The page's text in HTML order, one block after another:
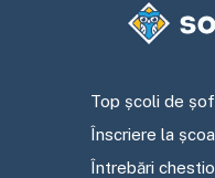
Top școli de
Înscriere la
Întrebări